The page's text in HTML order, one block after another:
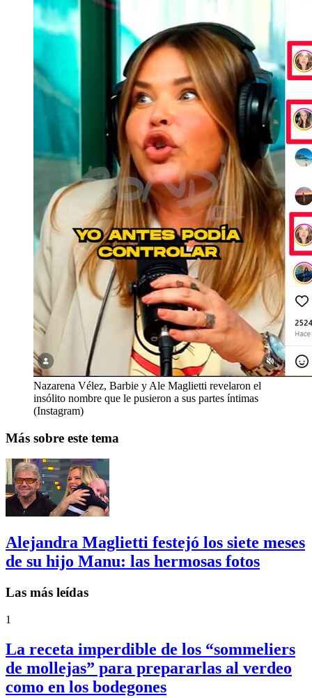
Nazarena Vélez, Barbie y Ale Maglietti revelaron el
insólito nombre que le pusieron a sus partes íntimas
(Instagram)
Más sobre este tema
Alejandra Maglietti festejó los siete meses
de su hijo Manu: las hermosas fotos
Las más leídas
1
La receta imperdible de los “sommeliers
de mollejas” para prepararlas al verdeo
como en los bodegones